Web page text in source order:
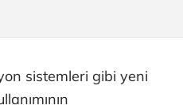
sistemleri gibi yeni